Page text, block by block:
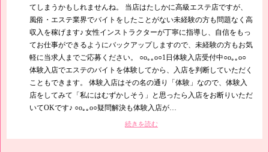
てしまうかもしれませんね。 当店はたしかに高級エステ店ですが、
風俗・エステ業界でバイトをしたことがない未経験の方も問題なく高
収入を稼げます♪ 女性インストラクターが丁寧に指導し、自信をもっ
てお仕事ができるようにバックアップしますので、未経験の方もお気
軽に当求人までご応募ください。 ○o｡｡o○1日体験入店受付中○o｡｡o○
体験入店でエステのバイトを体験してから、入店を判断していただく
こともできます。 体験入店はその名の通り「体験」なので、体験入
店をしてみて「私にはむずかしそう」と思ったら入店をお断りいただ
いてOKです♪ ○o｡｡o○疑問解決も体験入店が…
続きを読む